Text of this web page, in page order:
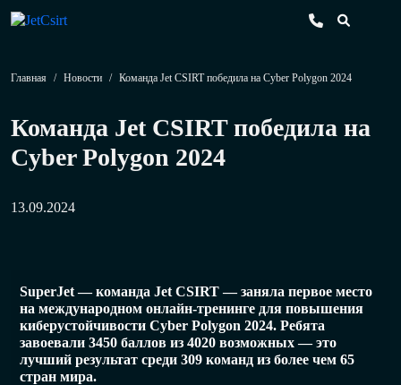
Главная / Новости / Команда Jet CSIRT победила на Cyber Polygon 2024
Команда Jet CSIRT победила на
Cyber Polygon 2024
13.09.2024
SuperJet — команда Jet CSIRT — заняла первое место
на международном онлайн-тренинге для повышения
киберустойчивости Cyber Polygon 2024. Ребята
завоевали 3450 баллов из 4020 возможных — это
лучший результат среди 309 команд из более чем 65
стран мира.